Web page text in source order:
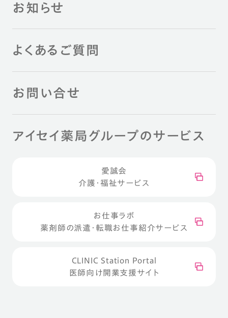
お知らせ
よくあるご質問
お問い合せ
アイセイ薬局グループのサービス
愛誠会
介護・福祉サービス
お仕事ラボ
薬剤師の派遣・転職お仕事紹介サービス
CLINIC Station Portal
医師向け開業支援サイト